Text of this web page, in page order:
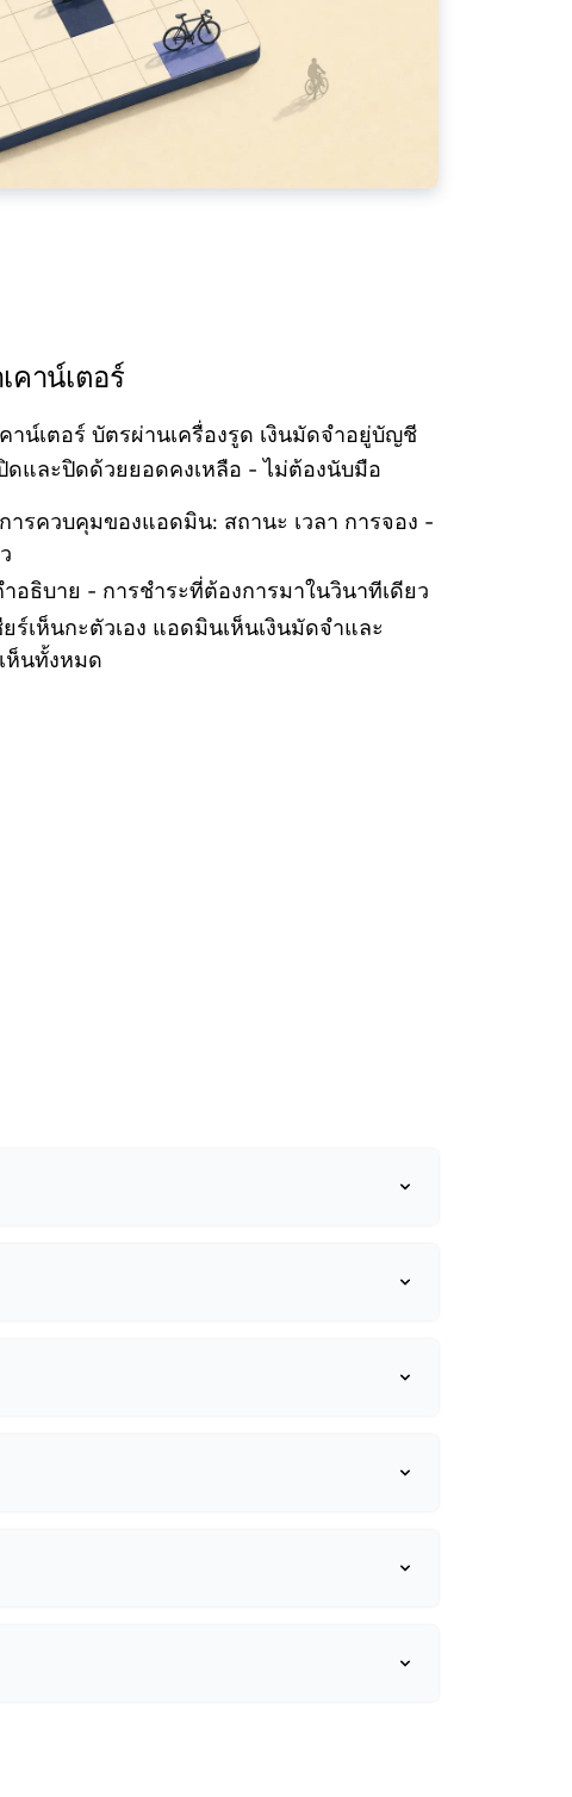
คาน์เตอร์
าน์เตอร์ บัตรผ่านเครื่องรูด เงินมัดจำอยู่บัญชี
ดและปิดด้วยยอดคงเหลือ - ไม่ต้องนับมือ
ารควบคุมของแอดมิน: สถานะ เวลา การจอง -
อธิบาย - การชำระที่ต้องการมาในวินาทีเดียว
ร์เห็นกะตัวเอง แอดมินเห็นเงินมัดจำและ
ห็นทั้งหมด